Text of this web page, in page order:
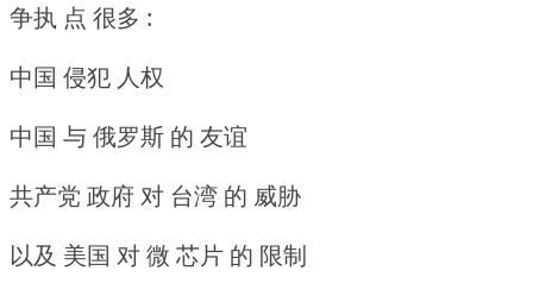
争执 点 很多 :
中国 侵犯 人权
中国 与 俄罗斯 的 友谊
共产党 政府 对 台湾 的 威胁
以及 美国 对 微 芯片 的 限制